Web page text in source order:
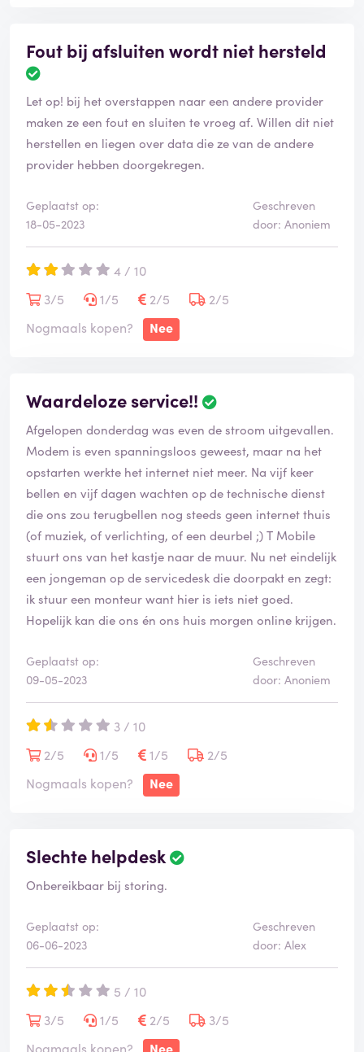
Fout bij afsluiten wordt niet hersteld
Let op! bij het overstappen naar een andere provider
maken ze een fout en sluiten te vroeg af. Willen dit niet
herstellen en liegen over data die ze van de andere
provider hebben doorgekregen.
Geplaatst op:
18-05-2023
Geschreven
door: Anoniem
4 / 10
3/5
1/5 2/5
2/5
Nogmaals kopen?
Nee
Waardeloze service!!
Afgelopen donderdag was even de stroom uitgevallen.
Modem is even spanningsloos geweest, maar na het
opstarten werkte het internet niet meer. Na vijf keer
bellen en vijf dagen wachten op de technische dienst
die ons zou terugbellen nog steeds geen internet thuis
(of muziek, of verlichting, of een deurbel ;) T Mobile
stuurt ons van het kastje naar de muur. Nu net eindelijk
een jongeman op de servicedesk die doorpakt en zegt:
ik stuur een monteur want hier is iets niet goed.
Hopelijk kan die ons én ons huis morgen online krijgen.
Geplaatst op:
09-05-2023
Geschreven
door: Anoniem
3 / 10
2/5
1/5 1/5
2/5
Nogmaals kopen?
Nee
Slechte helpdesk
Onbereikbaar bij storing.
Geplaatst op:
06-06-2023
Geschreven
door: Alex
5 / 10
3/5
1/5 2/5
3/5
Nogmaals kopen?
Nee